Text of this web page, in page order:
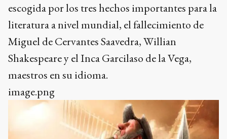
escogida por los tres hechos importantes para la
literatura a nivel mundial, el fallecimiento de
Miguel de Cervantes Saavedra, Willian
Shakespeare y el Inca Garcilaso de la Vega,
maestros en su idioma.
image.png